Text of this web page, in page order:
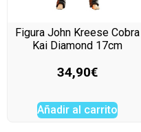
Figura John Kreese Cobra
Kai Diamond 17cm
34,90€
Añadir al carrito